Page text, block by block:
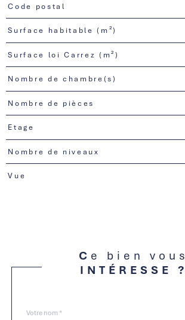
TRAD_PAMPERO_Caracteristique
Code postal
Surface habitable (m²)
Surface loi Carrez (m²)
Nombre de chambre(s)
Nombre de pièces
Etage
Nombre de niveaux
Vue
Ce bien vous
INTÉRESSE ?
par
*